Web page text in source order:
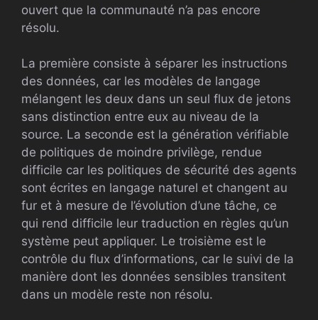
ouvert que la communauté n’a pas encore
résolu.
La première consiste à séparer les instructions
des données, car les modèles de langage
mélangent les deux dans un seul flux de jetons
sans distinction entre eux au niveau de la
source. La seconde est la génération vérifiable
de politiques de moindre privilège, rendue
difficile car les politiques de sécurité des agents
sont écrites en langage naturel et changent au
fur et à mesure de l’évolution d’une tâche, ce
qui rend difficile leur traduction en règles qu’un
système peut appliquer. Le troisième est le
contrôle du flux d’informations, car le suivi de la
manière dont les données sensibles transitent
dans un modèle reste non résolu.